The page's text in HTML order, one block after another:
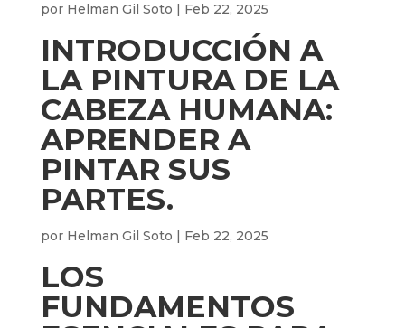
por Helman Gil Soto | Feb 22, 2025
INTRODUCCIÓN A
LA PINTURA DE LA
CABEZA HUMANA:
APRENDER A
PINTAR SUS
PARTES.
por Helman Gil Soto | Feb 22, 2025
LOS
FUNDAMENTOS